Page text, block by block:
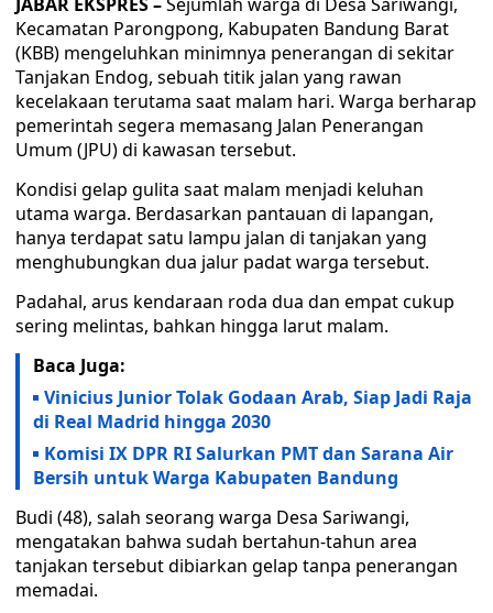
Kecamatan Parongpong, Kabupaten Bandung Barat
(KBB) mengeluhkan minimnya penerangan di sekitar
Tanjakan Endog, sebuah titik jalan yang rawan
kecelakaan terutama saat malam hari. Warga berharap
pemerintah segera memasang Jalan Penerangan
Umum (JPU) di kawasan tersebut.
Kondisi gelap gulita saat malam menjadi keluhan
utama warga. Berdasarkan pantauan di lapangan,
hanya terdapat satu lampu jalan di tanjakan yang
menghubungkan dua jalur padat warga tersebut.
Padahal, arus kendaraan roda dua dan empat cukup
sering melintas, bahkan hingga larut malam.
Baca Juga:
Vinicius Junior Tolak Godaan Arab, Siap Jadi Raja
di Real Madrid hingga 2030
Komisi IX DPR RI Salurkan PMT dan Sarana Air
Bersih untuk Warga Kabupaten Bandung
Budi (48), salah seorang warga Desa Sariwangi,
mengatakan bahwa sudah bertahun-tahun area
tanjakan tersebut dibiarkan gelap tanpa penerangan
memadai.